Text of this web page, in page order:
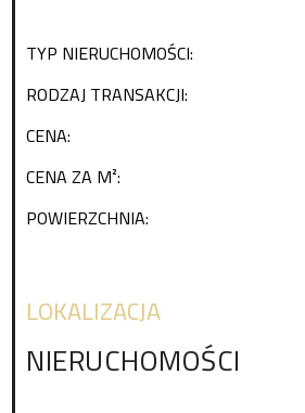
TYP NIERUCHOMOŚCI:
RODZAJ TRANSAKCJI:
CENA:
CENA ZA M²:
POWIERZCHNIA:
LOKALIZACJA
NIERUCHOMOŚCI